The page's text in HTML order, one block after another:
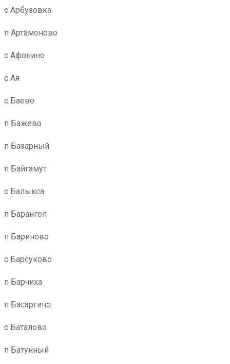
с Арбузовка
п Артамоново
с Афонино
с Ая
с Баево
п Бажево
п Базарный
п Байгамут
с Балыкса
п Барангол
п Бариново
с Барсуково
п Барчиха
п Басаргино
с Баталово
п Батунный